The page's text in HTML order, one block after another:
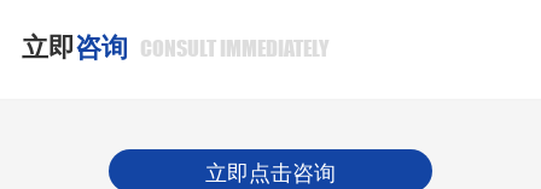
立即咨询 CONSULT IMMEDIATELY
立即点击咨询